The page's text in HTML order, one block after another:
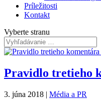
Príležitosti
Kontakt
Vyberte stranu
Pravidlo tretieho
3. júna 2018 | Média a PR